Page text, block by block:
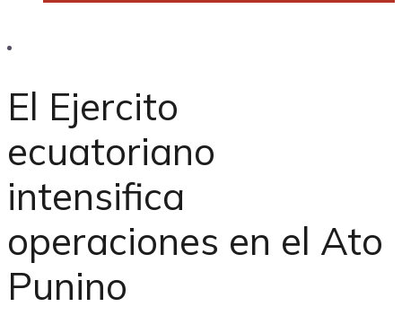
El Ejercito
ecuatoriano
intensifica
operaciones en el Ato
Punino